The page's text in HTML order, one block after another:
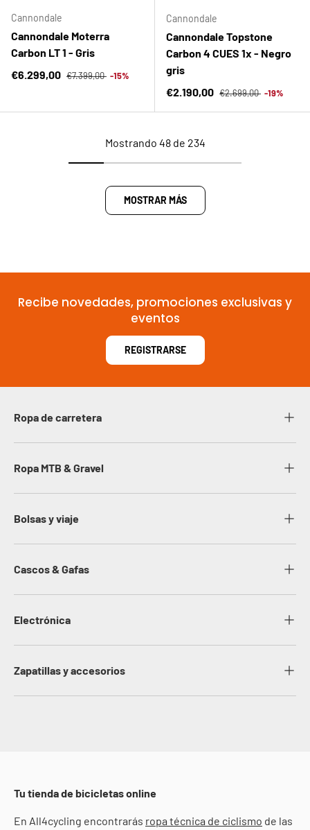
Cannondale
Cannondale Moterra
Carbon LT 1 - Gris
Precio de venta
€6.299,00 Precio normal
€7.399,00 -15%
Cannondale
Cannondale Topstone
Carbon 4 CUES 1x - Negro
gris
Precio de venta
€2.190,00 Precio normal
€2.699,00 -19%
Mostrando 48 de 234
MOSTRAR MÁS
Recibe novedades, promociones exclusivas y
eventos
REGISTRARSE
Ropa de carretera
Ropa MTB & Gravel
Bolsas y viaje
Cascos & Gafas
Electrónica
Zapatillas y accesorios
Tu tienda de bicicletas online
En All4cycling encontrarás ropa técnica de ciclismo de las